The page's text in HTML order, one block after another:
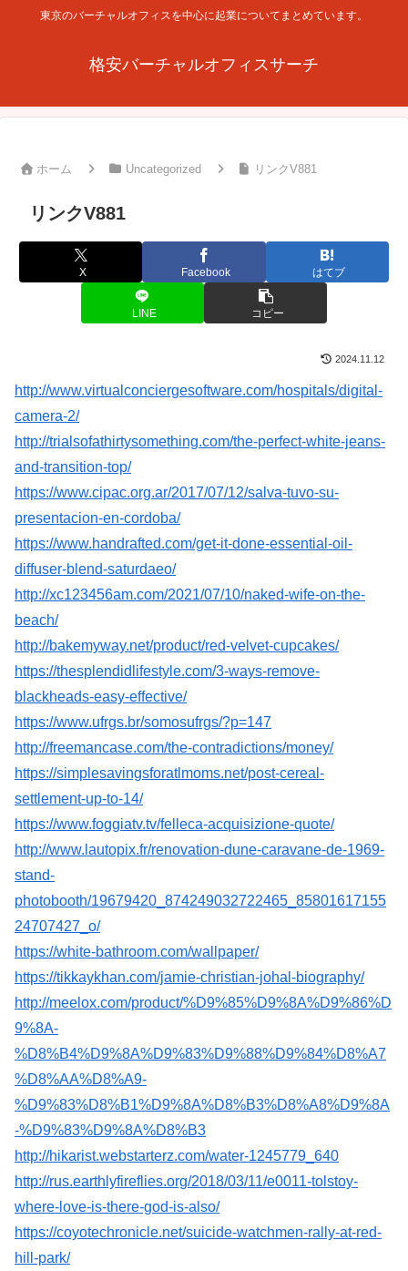
東京のバーチャルオフィスを中心に起業についてまとめています。
格安バーチャルオフィスサーチ
ホーム Uncategorized リンクV881
リンクV881
X Facebook はてブ
LINE コピー
2024.11.12
http://www.virtualconciergesoftware.com/hospitals/digital-
camera-2/
http://trialsofathirtysomething.com/the-perfect-white-jeans-
and-transition-top/
https://www.cipac.org.ar/2017/07/12/salva-tuvo-su-
presentacion-en-cordoba/
https://www.handrafted.com/get-it-done-essential-oil-
diffuser-blend-saturdaeo/
http://xc123456am.com/2021/07/10/naked-wife-on-the-
beach/
http://bakemyway.net/product/red-velvet-cupcakes/
https://thesplendidlifestyle.com/3-ways-remove-
blackheads-easy-effective/
https://www.ufrgs.br/somosufrgs/?p=147
http://freemancase.com/the-contradictions/money/
https://simplesavingsforatlmoms.net/post-cereal-
settlement-up-to-14/
https://www.foggiatv.tv/felleca-acquisizione-quote/
http://www.lautopix.fr/renovation-dune-caravane-de-1969-
stand-
photobooth/19679420_874249032722465_85801617155
24707427_o/
https://white-bathroom.com/wallpaper/
https://tikkaykhan.com/jamie-christian-johal-biography/
http://meelox.com/product/%D9%85%D9%8A%D9%86%D
9%8A-
%D8%B4%D9%8A%D9%83%D9%88%D9%84%D8%A7
%D8%AA%D8%A9-
%D9%83%D8%B1%D9%8A%D8%B3%D8%A8%D9%8A
-%D9%83%D9%8A%D8%B3
http://hikarist.webstarterz.com/water-1245779_640
http://rus.earthlyfireflies.org/2018/03/11/e0011-tolstoy-
where-love-is-there-god-is-also/
https://coyotechronicle.net/suicide-watchmen-rally-at-red-
hill-park/